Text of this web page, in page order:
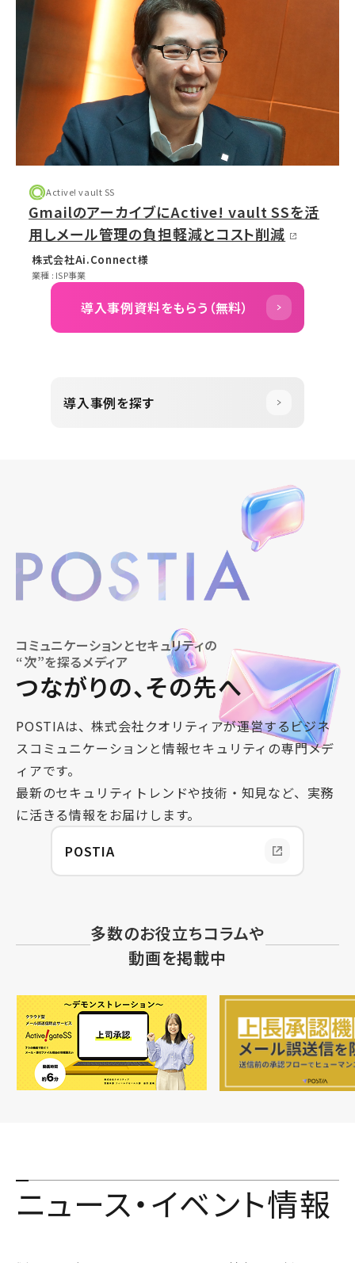
Active! vault SS
GmailのアーカイブにActive! vault SSを活
用しメール管理の負担軽減とコスト削減
株式会社Ai.Connect様
業種 : ISP事業
導入事例資料をもらう（無料）
導入事例を探す
コミュニケーションとセキュリティの
“次”を探るメディア
つながりの、その先へ
POSTIAは、株式会社クオリティアが運営する ビジネ
スコミュニケーションと情報セキュリティの専門メデ
ィアです。
最新のセキュリティトレンドや技術・知見など、実務
に活きる情報をお届けします。
POSTIA
多数のお役立ちコラムや
動画を掲載中
ニュース・イベント情報